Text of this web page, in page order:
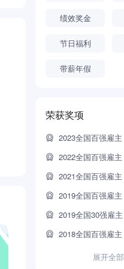
绩效奖金
节日福利
带薪年假
荣获奖项
2023全国百强雇主
2022全国百强雇主
2021全国百强雇主
2019全国百强雇主
2019全国30强雇主
2018全国百强雇主
2018全国30强雇主
展开全部